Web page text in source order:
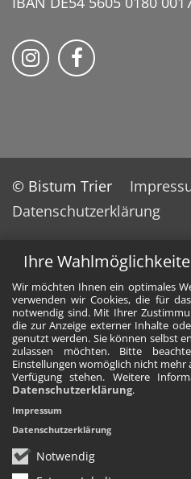
Ihre
Wir möchten Ihnen ein optimales
verwenden wir Cookies, die für
notwendig sind. Mit Ihrer
die zur Anzeige externer Inhalte
genutzt werden. Sie können selbst
zulassen möchten. Bitte
Einstellungen womöglich nicht
Verfügung stehen. Weitere
Datenschutzerklärung.
Notwendig
Impressum
Datenschutzerklärung
Bistum Trier auf
Bistum Trier
© Bistum Trier
Datenschutzerklärung